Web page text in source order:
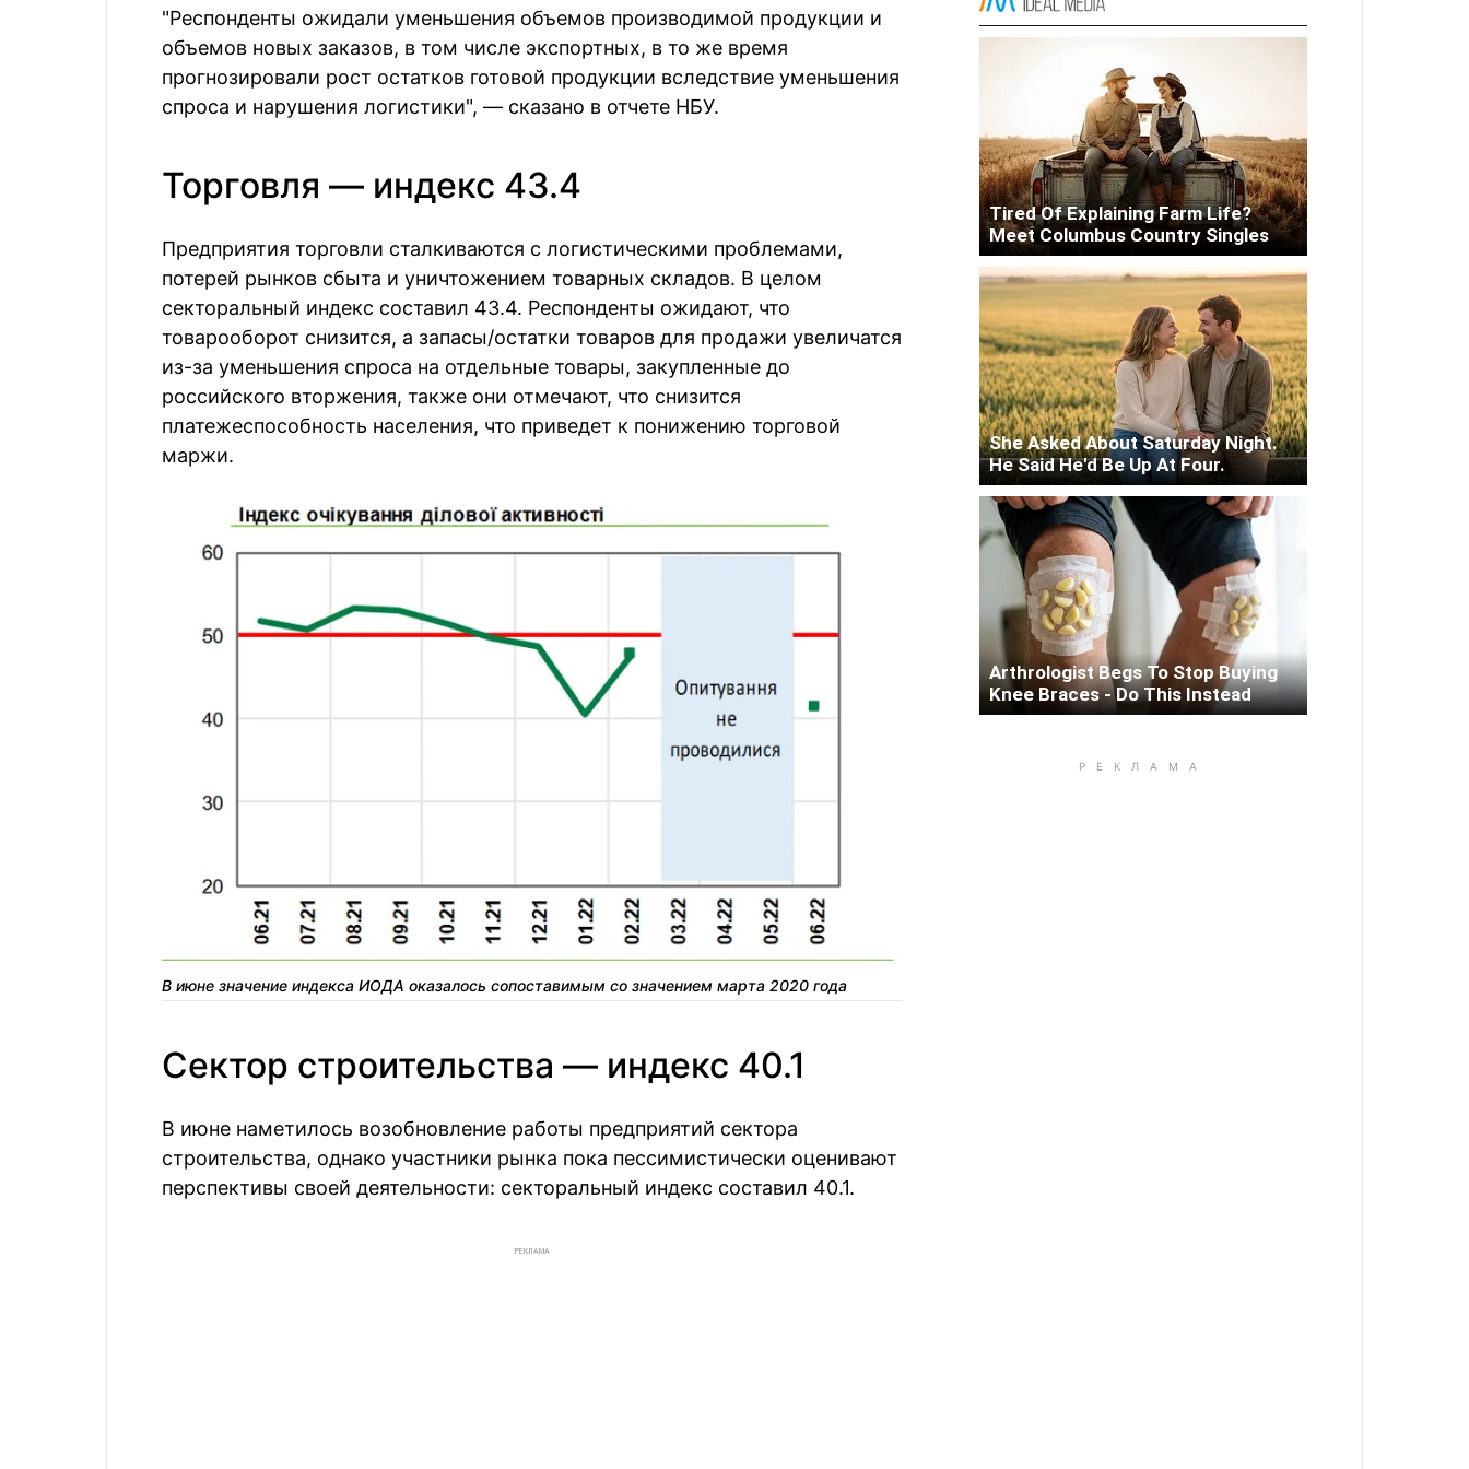
"Респонденты ожидали уменьшения объемов производимой продукции и
объемов новых заказов, в том числе экспортных, в то же время
прогнозировали рост остатков готовой продукции вследствие уменьшения
спроса и нарушения логистики", — сказано в отчете НБУ.
Торговля — индекс 43.4
Предприятия торговли сталкиваются с логистическими проблемами,
потерей рынков сбыта и уничтожением товарных складов. В целом
секторальный индекс составил 43.4. Респонденты ожидают, что
товарооборот снизится, а запасы/остатки товаров для продажи увеличатся
из-за уменьшения спроса на отдельные товары, закупленные до
российского вторжения, также они отмечают, что снизится
платежеспособность населения, что приведет к понижению торговой
маржи.
В июне значение индекса ИОДА оказалось сопоставимым со значением марта 2020 года
Сектор строительства — индекс 40.1
В июне наметилось возобновление работы предприятий сектора
строительства, однако участники рынка пока пессимистически оценивают
перспективы своей деятельности: секторальный индекс составил 40.1.
РЕКЛАМА